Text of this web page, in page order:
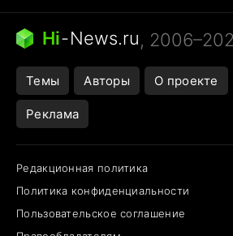
Бензин 100 vs 95
Тунцы в
Следующая пандемия
Hi-News.ru,
Темы Авторы О проекте
Реклама
Редакционная политика
Политика конфиденциальности
Пользовательское соглашение